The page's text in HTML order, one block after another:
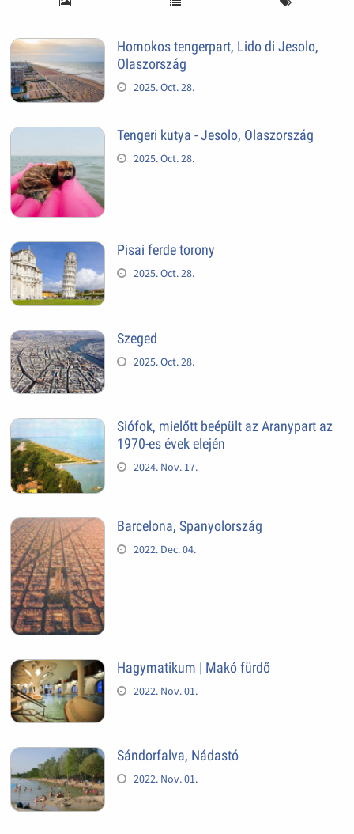
Homokos tengerpart, Lido di Jesolo,
Olaszország
2025. Oct. 28.
Tengeri kutya - Jesolo, Olaszország
2025. Oct. 28.
Pisai ferde torony
2025. Oct. 28.
Szeged
2025. Oct. 28.
Siófok, mielőtt beépült az Aranypart az
1970-es évek elején
2024. Nov. 17.
Barcelona, Spanyolország
2022. Dec. 04.
Hagymatikum | Makó fürdő
2022. Nov. 01.
Sándorfalva, Nádastó
2022. Nov. 01.